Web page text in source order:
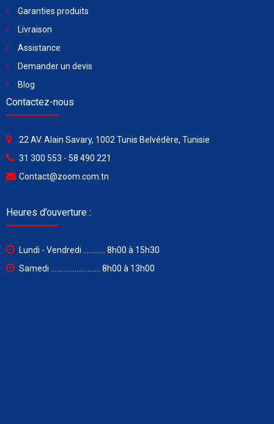
Garanties produits
Livraison
Assistance
Demander un devis
Blog
Contactez-nous
22 AV. Alain Savary, 1002 Tunis Belvédère, Tunisie
31 300 553 - 58 490 221
Contact@zoom.com.tn
Heures d’ouverture :
Lundi - Vendredi ............ 8h00 à 15h30
Samedi ........................... 8h00 à 13h00